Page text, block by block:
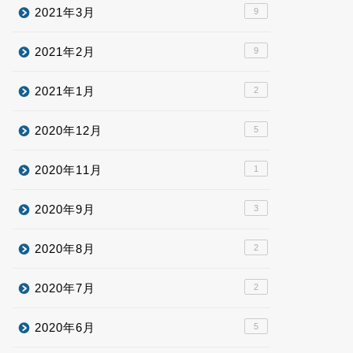
2021年3月 9
2021年2月 9
2021年1月 2
2020年12月 5
2020年11月 1
2020年9月 3
2020年8月 2
2020年7月 2
2020年6月 5